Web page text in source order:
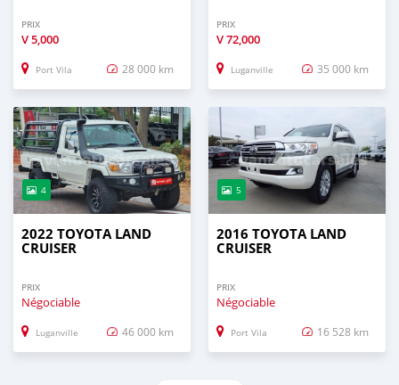
PRIX
V5,000
Port Vila 28 000 km
PRIX
V72,000
Luganville 35 000 km
4
2022 TOYOTA LAND
CRUISER
PRIX
Négociable
Luganville 46 000 km
5
2016 TOYOTA LAND
CRUISER
PRIX
Négociable
Port Vila 16 528 km